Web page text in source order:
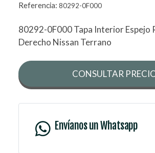
Referencia: 80292-0F000
80292-0F000 Tapa Interior Espejo
Derecho Nissan Terrano
CONSULTAR
Envíanos un Whatsapp